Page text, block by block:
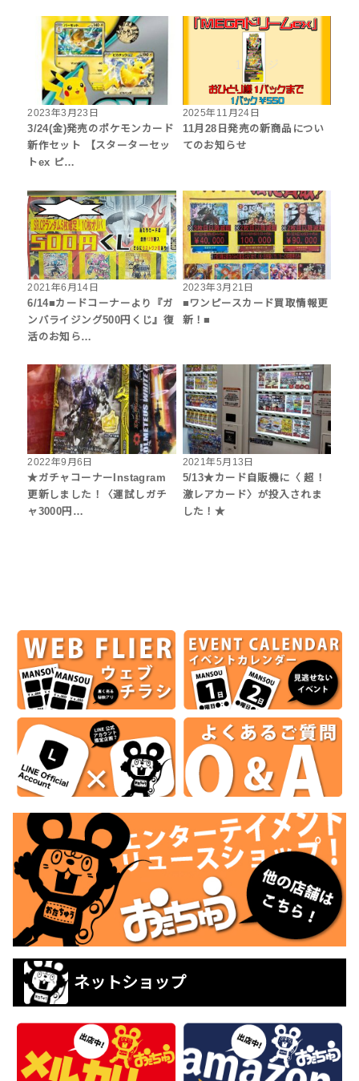
2023年3月23日
3/24(金)発売のポケモンカード
新作セット 【スターターセッ
トex ピ…
2025年11月24日
11月28日発売の新商品につい
てのお知らせ
2021年6月14日
6/14■カードコーナーより『ガ
ンバライジング500円くじ』復
活のお知ら…
2023年3月21日
■ワンピースカード買取情報更
新！■
2022年9月6日
★ガチャコーナーInstagram
更新しました！〈運試しガチ
ャ3000円…
2021年5月13日
5/13★カード自販機に〈 超！
激レアカード〉が投入されま
した！★
ネットショップ